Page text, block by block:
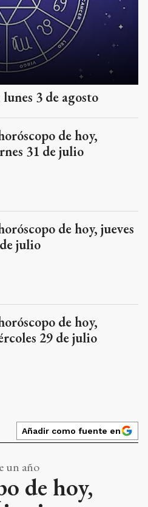
3 de agosto
de hoy,
31 de julio
de hoy, jueves
julio
de hoy,
29 de julio
Añadir como fuente en
un año
de hoy,